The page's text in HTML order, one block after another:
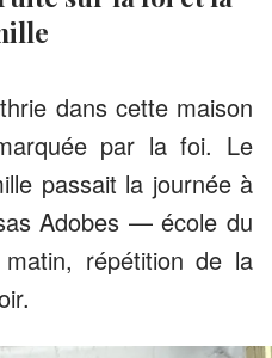
dans cette maison
par la foi. Le
passait la journée à
Adobes — école du
répétition de la